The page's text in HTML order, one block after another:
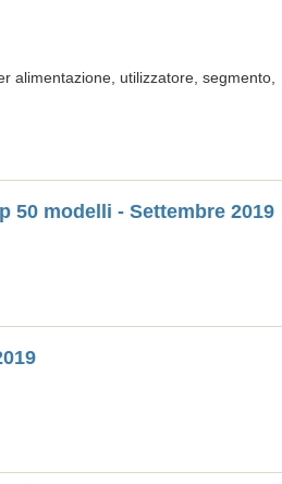
alimentazione, utilizzatore, segmento,
50 modelli - Settembre 2019